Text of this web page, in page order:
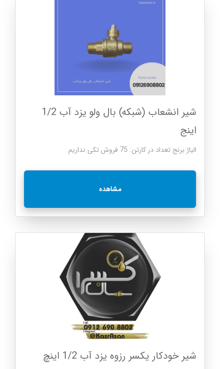
شیر انشعاب (شبکه) بال ولو یزد آب 1/2
اینج
الیاژ برنج تعداد در کارتن: 75 فروش تکی نداریم
مشاهده
شیر خودکار یکسر رزوه یزد آب 1/2 اینچ